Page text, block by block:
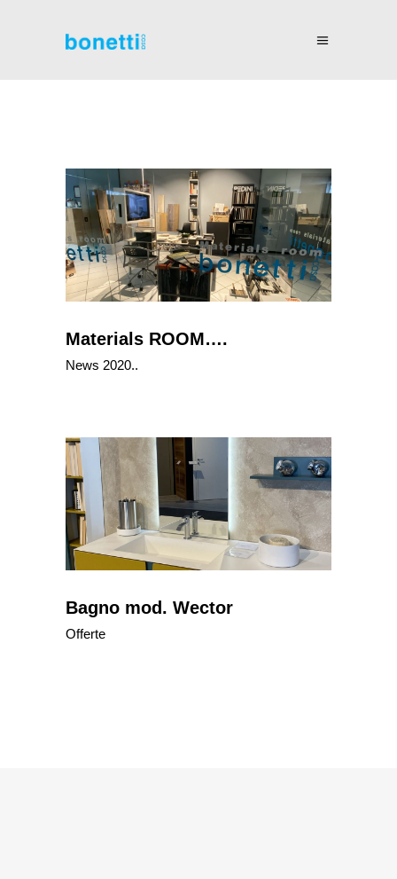
Materials ROOM….
News 2020..
Bagno mod. Wector
Offerte